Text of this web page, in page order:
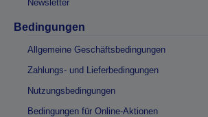
Newsletter
Bedingungen
Allgemeine Geschäftsbedingungen
Zahlungs- und Lieferbedingungen
Nutzungsbedingungen
Bedingungen für Online-Aktionen